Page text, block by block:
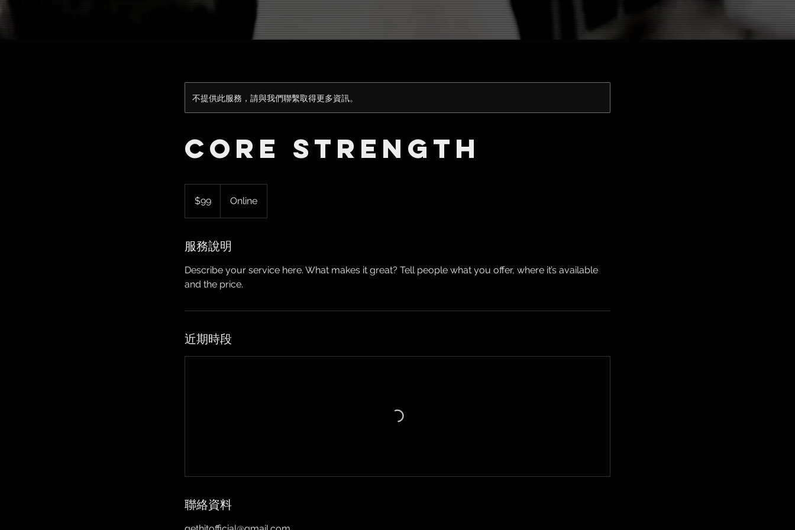
不提供此服務，請與我們聯繫取得更多資訊。
Core Strength
$99 Online
服務說明
Describe your service here. What makes it great? Tell people what you offer, where it’s available
and the price.
近期時段
聯絡資料